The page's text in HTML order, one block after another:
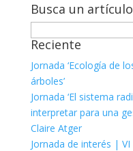
Busca un artículo
Reciente
Jornada ‘Ecología de
árboles’
Jornada ‘El sistema
interpretar para una
Claire Atger
Jornada de interés |